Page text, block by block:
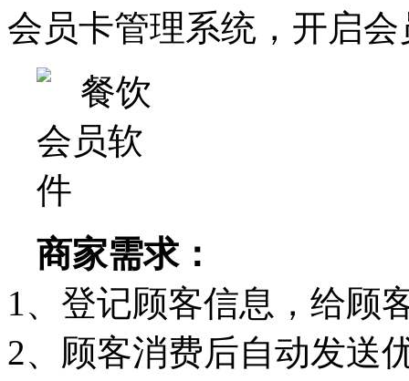
会员卡管理系统，开启
商家需求：
1、登记顾客信息，给顾
2、顾客消费后自动发送